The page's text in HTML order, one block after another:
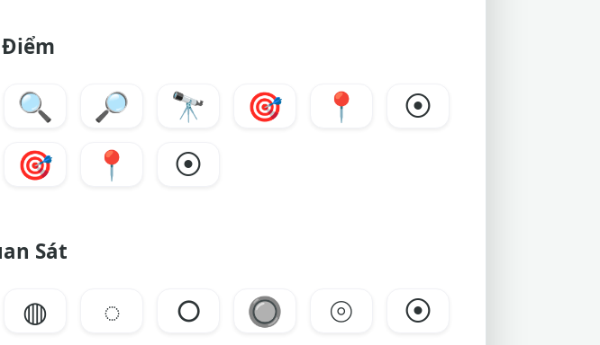
Điểm
🔍 🔎 🔭 🎯 📍
⦿
🎯 📍 ⦿
Sát
◍ ◌ ○ 🔘 ⦾
⦿